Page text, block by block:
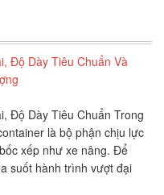
Độ Dày Tiêu Chuẩn Và
Độ Dày Tiêu Chuẩn Trong
là bộ phận chịu lực
xếp như xe nâng. Để
suốt hành trình vượt đại